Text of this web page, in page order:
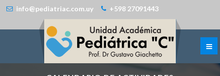
info@pediatriac.com.uy +598 27091443